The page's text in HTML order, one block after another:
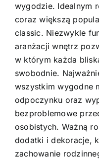
wygodzie. Idealnym
coraz większą
classic. Niezwykle
aranżacji wnętrz
w którym każda
swobodnie.
wszystkim wygodne
odpoczynku oraz
bezproblemowe
osobistych. Ważną
dodatki i dekoracje,
zachowanie